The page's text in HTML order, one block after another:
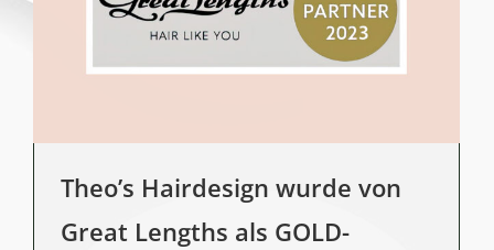
Theo’s Hairdesign wurde von
Great Lengths als GOLD-